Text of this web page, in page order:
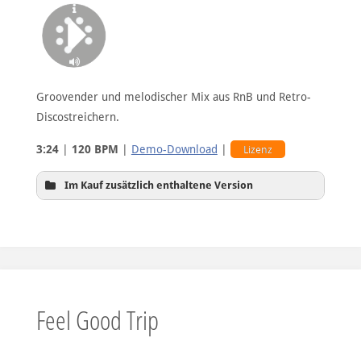
30sec-Version C
Groovender und melodischer Mix aus RnB und Retro-
Discostreichern.
3:24| 120 BPM | Demo-Download | Lizenz
Im Kauf zusätzlich enthaltene Version
Feel Good Trip